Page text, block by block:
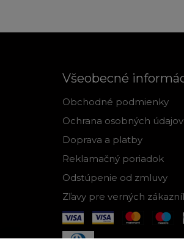
Všeobecné
Obchodné podmienky
Ochrana osobných údajov
Doprava a platby
Reklamačný poriadok
Odstúpenie od zmluvy
Zľavy pre verných